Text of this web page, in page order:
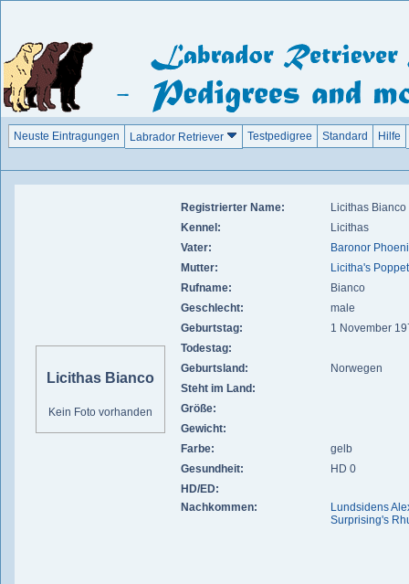
Neuste Eintragungen Labrador Retriever Testpedigree Standard Hilfe
Licithas Bianco
Kein Foto vorhanden
Registrierter Name:
Licithas Bianco
Kennel:
Licithas
Vater:
Baronor
Mutter:
Licitha's Poppet
Rufname:
Bianco
Geschlecht:
male
Geburtstag:
1 November
Todestag:
Geburtsland:
Norwegen
Steht im Land:
Größe:
Gewicht:
Farbe:
gelb
Gesundheit:
HD 0
HD/ED:
Nachkommen:
Lundsidens
Surprising's